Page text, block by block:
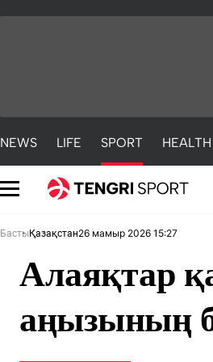
NEWS LIFE SPORT HEALTH
БастыҚазақстан26 мамыр 2026 15:27
Алаяқтар
аңызының